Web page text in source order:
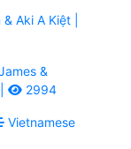
Aki A Kiệt |
&
2994
Vietnamese